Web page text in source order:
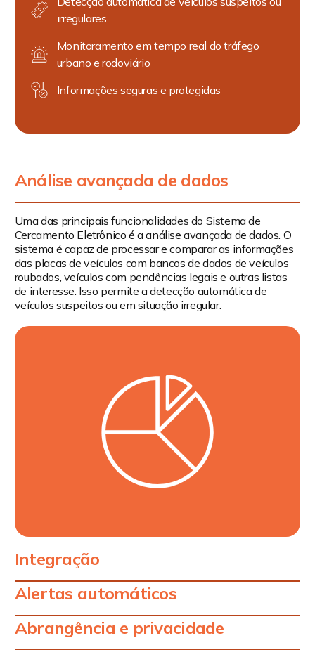
irregulares
Monitoramento em tempo real do tráfego
urbano e rodoviário
Informações seguras e protegidas
Análise avançada de dados
Uma das principais funcionalidades do Sistema de
Cercamento Eletrônico é a análise avançada de dados. O
sistema é capaz de processar e comparar as informações
das placas de veículos com bancos de dados de veículos
roubados, veículos com pendências legais e outras listas
de interesse. Isso permite a detecção automática de
veículos suspeitos ou em situação irregular.
Integração
Alertas automáticos
Abrangência e privacidade